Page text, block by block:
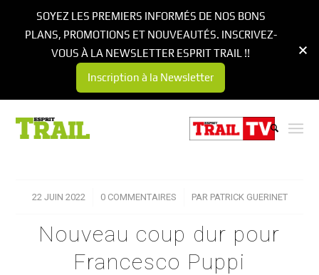
22 JUIN 2022
/ 0 COMMENTAIRES
/ PAR PATRICK GUERINET
Nouveau coup dur pour
Francesco Puppi
SOYEZ LES PREMIERS INFORMÉS DE NOS BONS
PLANS, PROMOTIONS ET NOUVEAUTÉS. INSCRIVEZ-
VOUS À LA NEWSLETTER ESPRIT TRAIL !!
Inscription à la Newsletter